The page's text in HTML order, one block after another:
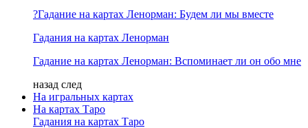
?Гадание на картах Ленорман: Будем ли мы вместе
Гадания на картах Ленорман
Гадание на картах Ленорман: Вспоминает ли он обо мне
назад след
На игральных картах
На картах Таро
Гадания на картах Таро